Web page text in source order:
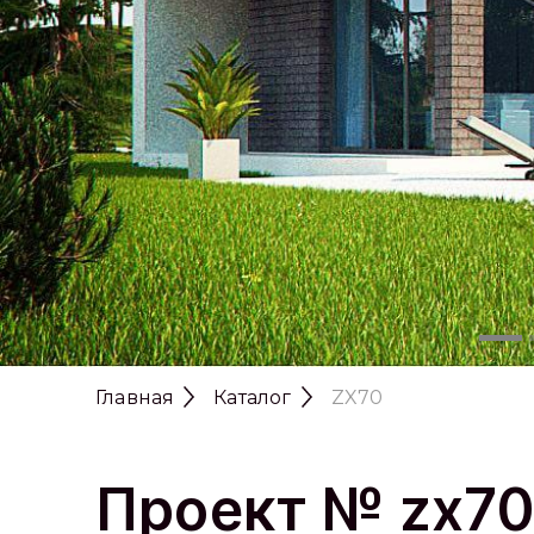
Главная Каталог ZX70
Проект №